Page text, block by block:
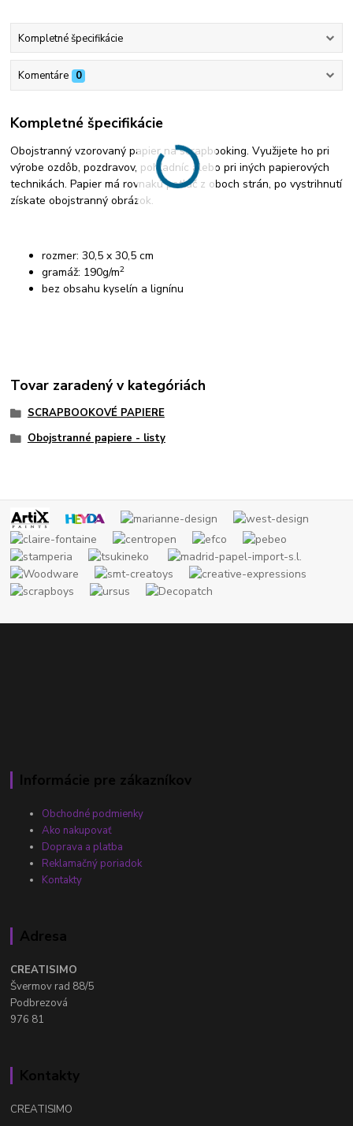
Kompletné špecifikácie
Komentáre 0
Kompletné špecifikácie
Obojstranný vzorovaný papier na scrapbooking. Využijete ho pri
výrobe ozdôb, pozdravov, pohľadníc alebo pri iných papierových
technikách. Papier má rovnakú potlač z oboch strán, po vystrihnutí
získate obojstranný obrázok.
rozmer: 30,5 x 30,5 cm
gramáž: 190g/m2
bez obsahu kyselín a lignínu
Tovar zaradený v kategóriách
SCRAPBOOKOVÉ PAPIERE
Obojstranné papiere - listy
Informácie pre zákazníkov
Obchodné podmienky
Ako nakupovať
Doprava a platba
Reklamačný poriadok
Kontakty
Adresa
CREATISIMO
Švermov rad 88/5
Podbrezová
976 81
Kontakty
CREATISIMO